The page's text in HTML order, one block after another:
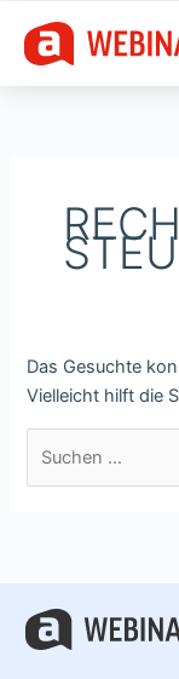
Inhalt
springen
Das Gesuchte
Vielleicht hilft die
nach: